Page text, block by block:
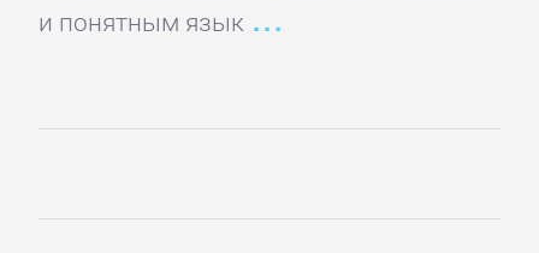
и понятным язык